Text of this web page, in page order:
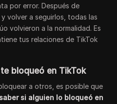
por error. Después de
volver a seguirlos, todas las
volvieron a la normalidad. Es
tus relaciones de TikTok
bloqueó en TikTok
a otros, es posible que
si alguien lo bloqueó en